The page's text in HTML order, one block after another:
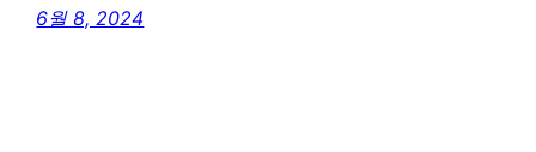
6월 8, 2024